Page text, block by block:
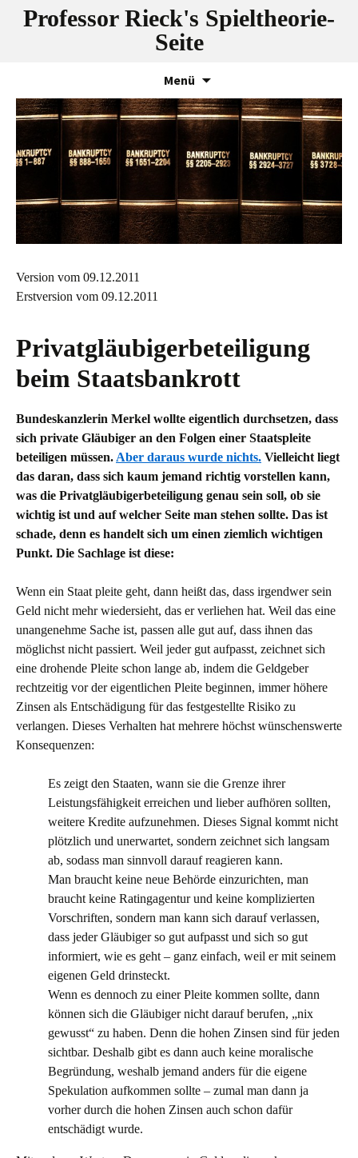
Professor Rieck's Spieltheorie-
Seite
Menü
springen
Version vom 09.12.2011
Erstversion vom 09.12.2011
Privatgläubigerbeteiligung
beim Staatsbankrott
Bundeskanzlerin Merkel wollte eigentlich durchsetzen, dass
sich private Gläubiger an den Folgen einer Staatspleite
beteiligen müssen. Aber daraus wurde nichts. Vielleicht liegt
das daran, dass sich kaum jemand richtig vorstellen kann,
was die Privatgläubigerbeteiligung genau sein soll, ob sie
wichtig ist und auf welcher Seite man stehen sollte. Das ist
schade, denn es handelt sich um einen ziemlich wichtigen
Punkt. Die Sachlage ist diese:
Wenn ein Staat pleite geht, dann heißt das, dass irgendwer sein
Geld nicht mehr wiedersieht, das er verliehen hat. Weil das eine
unangenehme Sache ist, passen alle gut auf, dass ihnen das
möglichst nicht passiert. Weil jeder gut aufpasst, zeichnet sich
eine drohende Pleite schon lange ab, indem die Geldgeber
rechtzeitig vor der eigentlichen Pleite beginnen, immer höhere
Zinsen als Entschädigung für das festgestellte Risiko zu
verlangen. Dieses Verhalten hat mehrere höchst wünschenswerte
Konsequenzen:
Es zeigt den Staaten, wann sie die Grenze ihrer
Leistungsfähigkeit erreichen und lieber aufhören sollten,
weitere Kredite aufzunehmen. Dieses Signal kommt nicht
plötzlich und unerwartet, sondern zeichnet sich langsam
ab, sodass man sinnvoll darauf reagieren kann.
Man braucht keine neue Behörde einzurichten, man
braucht keine Ratingagentur und keine komplizierten
Vorschriften, sondern man kann sich darauf verlassen,
dass jeder Gläubiger so gut aufpasst und sich so gut
informiert, wie es geht – ganz einfach, weil er mit seinem
eigenen Geld drinsteckt.
Wenn es dennoch zu einer Pleite kommen sollte, dann
können sich die Gläubiger nicht darauf berufen, „nix
gewusst“ zu haben. Denn die hohen Zinsen sind für jeden
sichtbar. Deshalb gibt es dann auch keine moralische
Begründung, weshalb jemand anders für die eigene
Spekulation aufkommen sollte – zumal man dann ja
vorher durch die hohen Zinsen auch schon dafür
entschädigt wurde.